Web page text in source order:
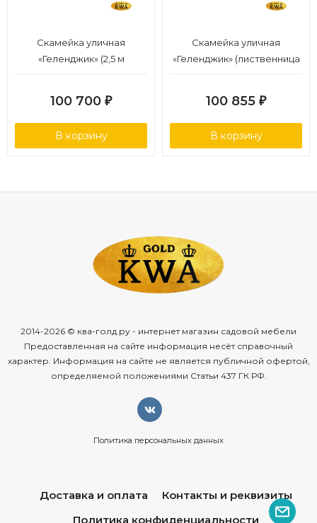
Скамейка уличная
«Геленджик» (2,5 м
100 700 ₽
В корзину
Скамейка уличная
«Геленджик» (лиственница
100 855 ₽
В корзину
2014-2026 © ква-голд.ру - интернет магазин садовой мебели
Предоставленная на сайте информация несёт справочный
характер. Информация на сайте не является публичной офертой,
определяемой положениями Статьи 437 ГК РФ.
Политика персональных данных
Доставка и оплата
Контакты и реквизиты
Политика конфиденциальности